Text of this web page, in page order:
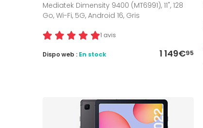
Mediatek Dimensity 9400 (MT6991), 11", 128
Go, Wi-Fi, 5G, Android 16, Gris
1 avis
1 149€95
Dispo web : En stock